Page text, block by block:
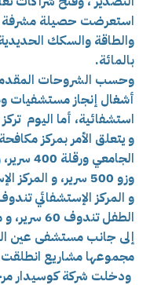
استعرضت حصيلة مشرفة
بالمائة.
وحسب الشروحات
و يتعلق الأمر بمركز
الجامعي ورقلة 400 سرير، وا
وزو 500 سرير، و
و المركز الإستشفائي تندوف 120 سرير
الطفل تندوف 60 سرير، و
مجموعها مشاريع انطلقت
ودخلت شركة كوسيدار